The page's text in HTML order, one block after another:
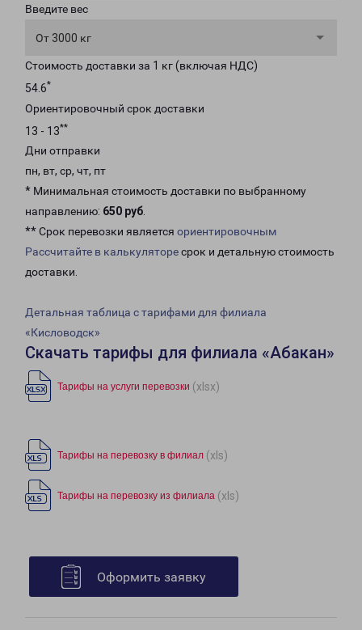
Введите вес
От 3000 кг
Стоимость доставки за 1 кг (включая НДС)
54.6*
Ориентировочный срок доставки
13 - 13**
Дни отправки
пн, вт, ср, чт, пт
* Минимальная стоимость доставки по выбранному
направлению: 650 руб.
** Срок перевозки является ориентировочным
Рассчитайте в калькуляторесрок и детальную стоимость
доставки.
Детальная таблица с тарифами для филиала
«Кисловодск»
Скачать тарифы для филиала «Абакан»
Тарифы на услуги перевозки (xlsx)
Тарифы на перевозку в филиал (xls)
Тарифы на перевозку из филиала (xls)
Оформить заявку